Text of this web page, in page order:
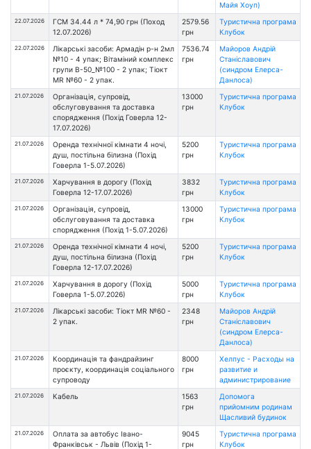
Майя Хоуп)
22.07.2026
ГСМ 34.44 л * 74,90 грн (Поход
12.07.2026)
2579.56
грн
Туристична програма
Клубок
22.07.2026
Лікарські засоби: Армадін р-н 2мл
№10 - 4 упак; Вітаміний комплекс
групи В-50_№100 - 2 упак; Тіокт
MR №60 - 2 упак.
7536.74
грн
Майоров Андрій
Станіславович
(синдром Елерса-
Данлоса)
21.07.2026
Організація, супровід,
обслуговування та доставка
спорядження (Похід Говерла 12-
17.07.2026)
13000
грн
Туристична програма
Клубок
21.07.2026
Оренда технічної кімнати 4 ночі,
душ, постільна білизна (Похід
Говерла 1-5.07.2026)
5200
грн
Туристична програма
Клубок
21.07.2026
Харчування в дорогу (Похід
Говерла 12-17.07.2026)
3832
грн
Туристична програма
Клубок
21.07.2026
Організація, супровід,
обслуговування та доставка
спорядження (Похід 1-5.07.2026)
13000
грн
Туристична програма
Клубок
21.07.2026
Оренда технічної кімнати 4 ночі,
душ, постільна білизна (Похід
Говерла 12-17.07.2026)
5200
грн
Туристична програма
Клубок
21.07.2026
Харчування в дорогу (Похід
Говерла 1-5.07.2026)
5000
грн
Туристична програма
Клубок
21.07.2026
Лікарські засоби: Тіокт MR №60 -
2 упак.
2348
грн
Майоров Андрій
Станіславович
(синдром Елерса-
Данлоса)
21.07.2026
Координація та фандрайзинг
проєкту, координація соціального
супроводу
8000
грн
Хелпус - Расходы на
развитие и
администрирование
21.07.2026 Кабель
1563
грн
Допомога
прийомним родинам
Щасливий будинок
21.07.2026
Оплата за автобус Івано-
Франківськ - Львів (Похід 1-
9045
грн
Туристична програма
Клубок